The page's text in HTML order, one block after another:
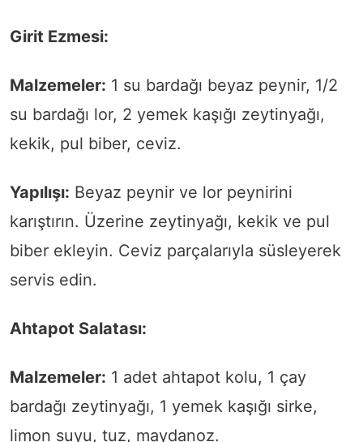
Girit Ezmesi:
Malzemeler: 1 su bardağı beyaz peynir, 1/2
su bardağı lor, 2 yemek kaşığı zeytinyağı,
kekik, pul biber, ceviz.
Yapılışı: Beyaz peynir ve lor peynirini
karıştırın. Üzerine zeytinyağı, kekik ve pul
biber ekleyin. Ceviz parçalarıyla süsleyerek
servis edin.
Ahtapot Salatası:
Malzemeler: 1 adet ahtapot kolu, 1 çay
bardağı zeytinyağı, 1 yemek kaşığı sirke,
limon suyu, tuz, maydanoz.